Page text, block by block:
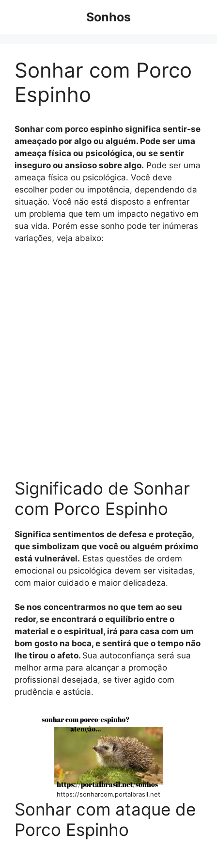
Sonhos
Sonhar com Porco
Espinho
Sonhar com porco espinho significa sentir-se
ameaçado por algo ou alguém. Pode ser uma
ameaça física ou psicológica, ou se sentir
inseguro ou ansioso sobre algo. Pode ser uma
ameaça física ou psicológica. Você deve
escolher poder ou impotência, dependendo da
situação. Você não está disposto a enfrentar
um problema que tem um impacto negativo em
sua vida. Porém esse sonho pode ter inúmeras
variações, veja abaixo:
Significado de Sonhar
com Porco Espinho
Significa sentimentos de defesa e proteção,
que simbolizam que você ou alguém próximo
está vulnerável. Estas questões de ordem
emocional ou psicológica devem ser visitadas,
com maior cuidado e maior delicadeza.
Se nos concentrarmos no que tem ao seu
redor, se encontrará o equilíbrio entre o
material e o espiritual, irá para casa com um
bom gosto na boca, e sentirá que o tempo não
lhe tirou o afeto. Sua autoconfiança será sua
melhor arma para alcançar a promoção
profissional desejada, se tiver agido com
prudência e astúcia.
https://sonharcom.portalbrasil.net
Sonhar com ataque de
Porco Espinho